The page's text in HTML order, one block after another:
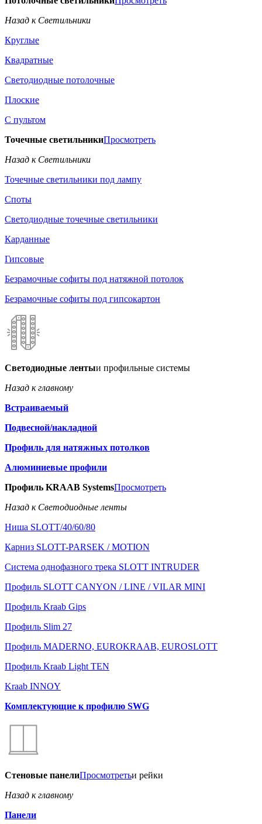
Назад к Светильники
Круглые
Квадратные
Светодиодные потолочные
Плоские
С пультом
Точечные светильникиПросмотреть
Назад к Светильники
Точечные светильники под лампу
Споты
Светодиодные точечные светильники
Карданные
Гипсовые
Безрамочные софиты под натяжной потолок
Безрамочные софиты под гипсокартон
Светодиодные лентыи профильные системы
Назад к главному
Встраиваемый
Подвесной/накладной
Профиль для натяжных потолков
Алюминиевые профили
Профиль KRAAB SystemsПросмотреть
Назад к Светодиодные ленты
Ниша SLOTT/40/60/80
Карниз SLOTT-PARSEK / MOTION
Система однофазного трека SLOTT INTRUDER
Профиль SLOTT CANYON / LINE / VILAR MINI
Профиль Kraab Gips
Профиль Slim 27
Профиль MADERNO, EUROKRAAB, EUROSLOTT
Профиль Kraab Light TEN
Kraab INNOY
Комплектующие к профилю SWG
Стеновые панелиПросмотретьи рейки
Назад к главному
Панели